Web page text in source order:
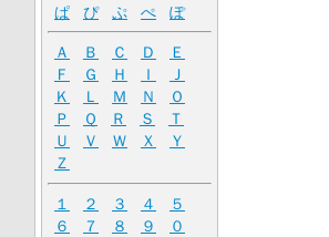
ぱ
ぴ ぷ ぺ ぽ
Ａ Ｂ Ｃ Ｄ
Ｅ
Ｆ
Ｇ Ｈ Ｉ
Ｊ
Ｋ
Ｌ Ｍ Ｎ
Ｏ
Ｐ
Ｑ Ｒ Ｓ
Ｔ
Ｕ
Ｖ Ｗ Ｘ
Ｙ
Ｚ
１ ２ ３ ４
５
６
７ ８ ９
０